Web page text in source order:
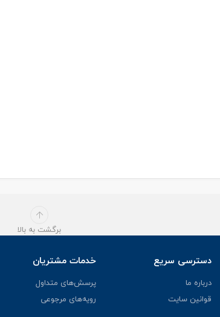
برگشت به بالا
دسترسی سریع
درباره ما
قوانین سایت
خدمات مشتریان
پرسش‌های متداول
رویه‌های مرجوعی